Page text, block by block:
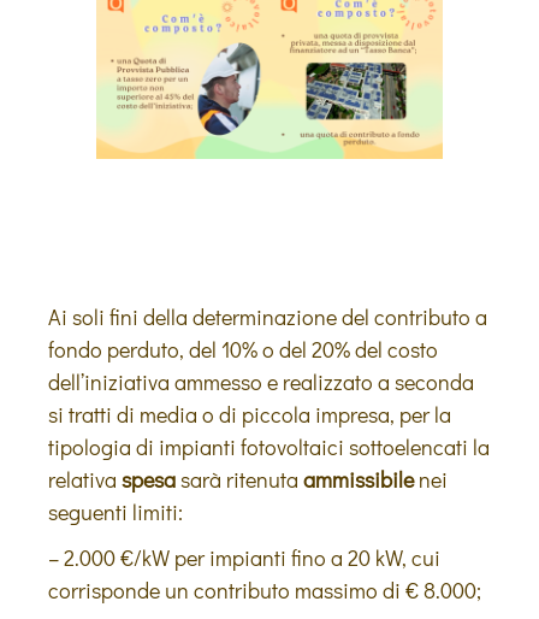
Ai soli fini della determinazione del contributo a
fondo perduto, del 10% o del 20% del costo
dell’iniziativa ammesso e realizzato a seconda
si tratti di media o di piccola impresa, per la
tipologia di impianti fotovoltaici sottoelencati la
relativa spesasarà ritenuta ammissibilenei
seguenti limiti:
– 2.000 €/kW per impianti fino a 20 kW, cui
corrisponde un contributo massimo di € 8.000;